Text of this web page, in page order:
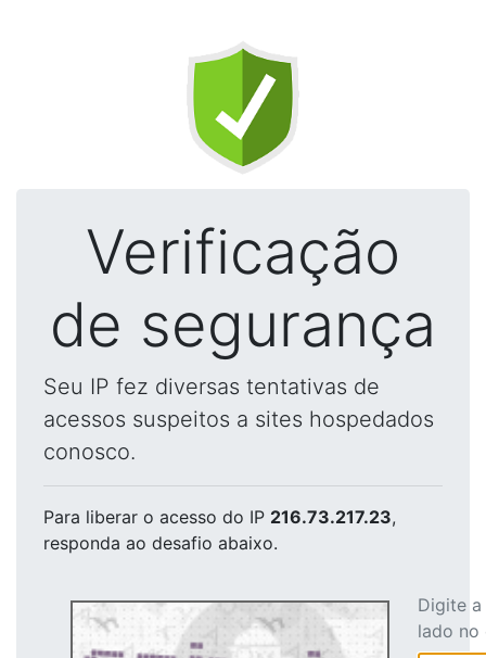
Verificação
de segurança
Seu IP fez diversas tentativas de
acessos suspeitos a sites hospedados
conosco.
Para liberar o acesso do IP 216.73.217.23,
responda ao desafio abaixo.
Digite
lado no